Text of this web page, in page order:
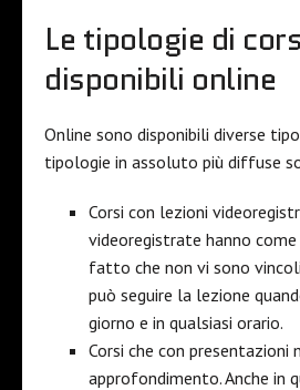
Le tipologie di
disponibili online
Online sono disponibili diverse
tipologie in assoluto più diffuse
Corsi con lezioni
videoregistrate hanno
fatto che non vi sono
può seguire la lezione
giorno e in qualsiasi orario.
Corsi che con
approfondimento. Anche in